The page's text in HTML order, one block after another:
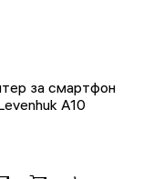
за смартфон
A10